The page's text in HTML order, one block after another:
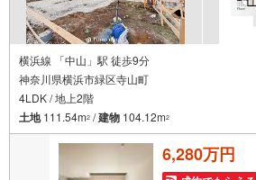
横浜線 「中山」駅 徒歩9分
神奈川県横浜市緑区寺山町
4LDK / 地上2階
土地111.54m2 /建物 104.12m2
6,280万円